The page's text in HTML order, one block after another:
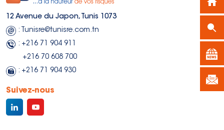
12 Avenue du Japon, Tunis 1073
: Tunisre@tunisre.com.tn
: +216 71 904 911
+216 70 608 700
: +216 71 904 930
Suivez-nous